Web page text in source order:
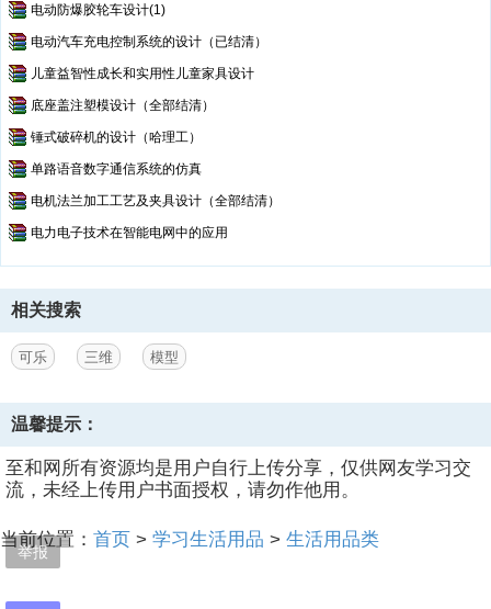
举报
电动防爆胶轮车设计(1)
电动汽车充电控制系统的设计（已结清）
儿童益智性成长和实用性儿童家具设计
底座盖注塑模设计（全部结清）
锤式破碎机的设计（哈理工）
单路语音数字通信系统的仿真
电机法兰加工工艺及夹具设计（全部结清）
电力电子技术在智能电网中的应用
相关搜索
可乐 三维 模型
温馨提示：
至和网所有资源均是用户自行上传分享，仅供网友学习交
流，未经上传用户书面授权，请勿作他用。
当前位置： 首页 > 学习生活用品 > 生活用品类